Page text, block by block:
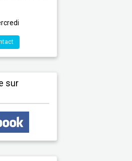
sur